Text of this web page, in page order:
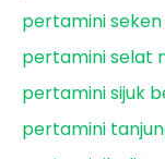
pertamini
pertamini selat
pertamini sijuk
pertamini